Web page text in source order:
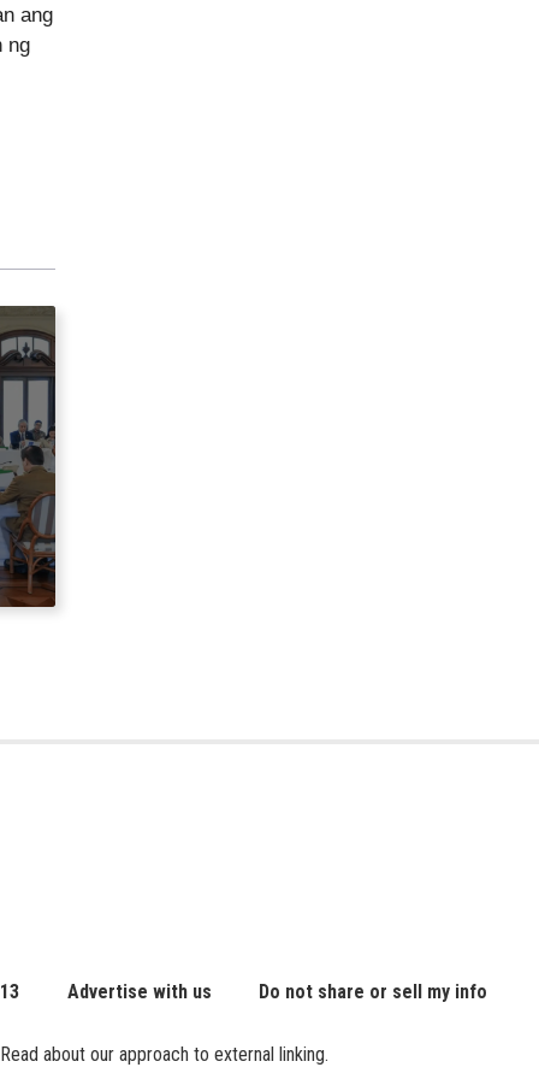
ang
ng
Advertise with us Do not share or sell my info
about our approach to external linking.